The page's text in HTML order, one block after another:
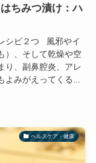
ちみつ漬け：ハ
シピ２つ 風邪やイ
）、そして乾燥や空
り、副鼻腔炎、アレ
よみがえってくる...
ヘルスケア・健康